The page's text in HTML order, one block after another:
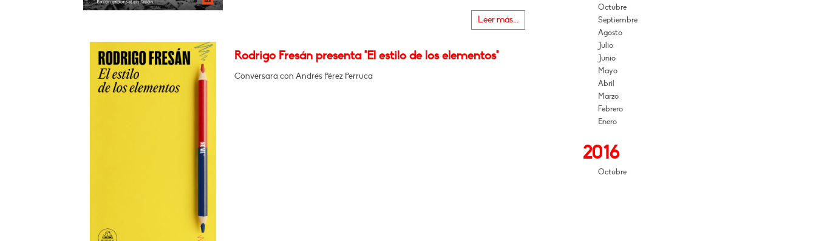
Leer más...
Rodrigo Fresán presenta "El estilo de los elementos"
Conversará con Andrés Pérez Perruca
Octubre
Septiembre
Agosto
Julio
Junio
Mayo
Abril
Marzo
Febrero
Enero
2016
Octubre